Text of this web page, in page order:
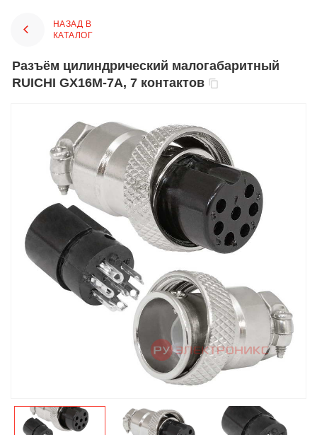
НАЗАД В
КАТАЛОГ
Разъём цилиндрический малогабаритный
RUICHI GX16M-7A, 7 контактов